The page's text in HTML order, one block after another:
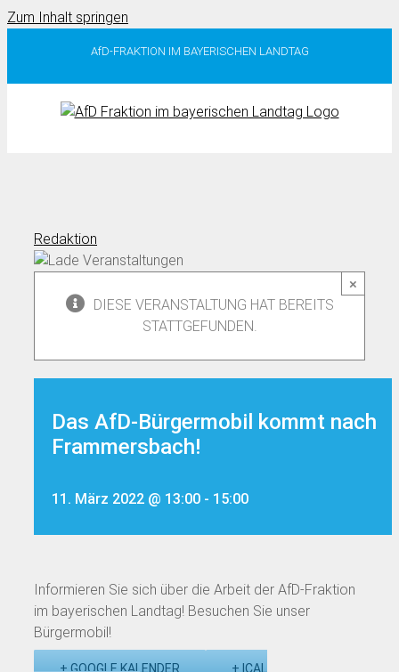
Zum Inhalt springen
AfD-FRAKTION IM BAYERISCHEN LANDTAG
Redaktion
×
DIESE VERANSTALTUNG HAT BEREITS
STATTGEFUNDEN.
Das AfD-Bürgermobil kommt nach
Frammersbach!
11. März 2022 @ 13:00 - 15:00
Informieren Sie sich über die Arbeit der AfD-Fraktion
im bayerischen Landtag! Besuchen Sie unser
Bürgermobil!
+ GOOGLE KALENDER
+ ICAL